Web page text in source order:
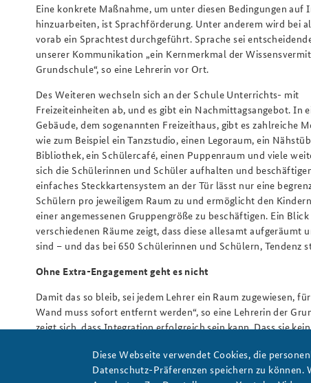
Eine konkrete Maßnahme, um unter diesen Bedingungen auf
hinzuarbeiten, ist Sprachförderung. Unter anderem wird bei
vorab ein Sprachtest durchgeführt. Sprache sei
unserer Kommunikation „ein Kernmerkmal der
Grundschule“, so eine Lehrerin vor Ort.
Des Weiteren wechseln sich an der Schule Unterrichts- mit
Freizeiteinheiten ab, und es gibt ein Nachmittagsangebot. In
Gebäude, dem sogenannten Freizeithaus, gibt es zahlreiche
wie zum Beispiel ein Tanzstudio, einen Legoraum, ein
Bibliothek, ein Schülercafé, einen Puppenraum und viele
sich die Schülerinnen und Schüler aufhalten und
einfaches Steckkartensystem an der Tür lässt nur eine
Schülern pro jeweiligem Raum zu und ermöglicht den
einer angemessenen Gruppengröße zu beschäftigen. Ein
verschiedenen Räume zeigt, dass diese allesamt aufgeräumt
sind – und das bei 650 Schülerinnen und Schülern, Tendenz
Ohne Extra-Engagement geht es nicht
Damit das so bleib, sei jedem Lehrer ein Raum zugewiesen,
Wand muss sofort entfernt werden“, so eine Lehrerin der
zeigt sich, dass Integration erfolgreich sein kann. Dass sie
wird in der Grundschule an der Köllnischen Heide ebenso
Diese Webseite verwendet Cookies, die
Datenschutz-Präferenzen speichern zu